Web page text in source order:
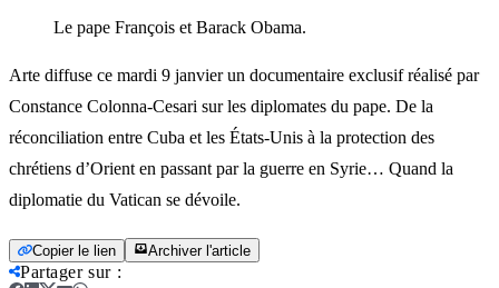
Le pape François et Barack Obama.
Arte diffuse ce mardi 9 janvier un documentaire exclusif réalisé par
Constance Colonna-Cesari sur les diplomates du pape. De la
réconciliation entre Cuba et les États-Unis à la protection des
chrétiens d’Orient en passant par la guerre en Syrie… Quand la
diplomatie du Vatican se dévoile.
Copier le lien Archiver l'article
Partager sur: